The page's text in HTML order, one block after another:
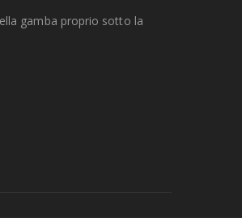
gamba proprio sotto la